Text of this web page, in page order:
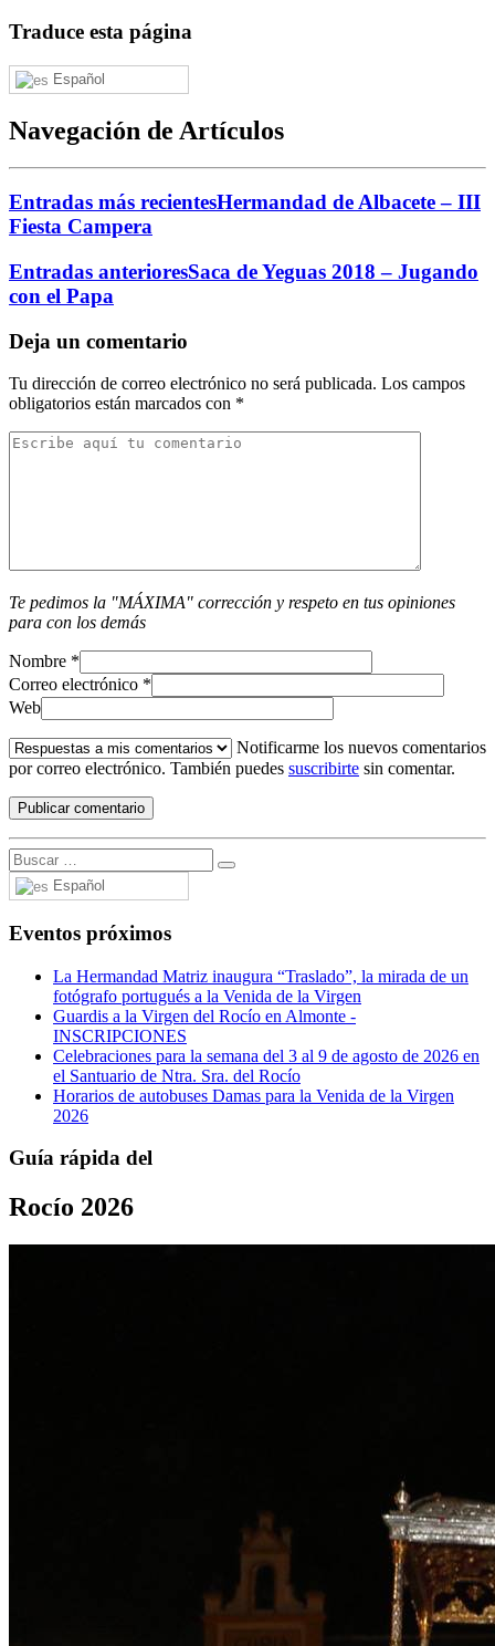
Traduce esta página
Español
Navegación de Artículos
Entradas más recientesHermandad de Albacete – III
Fiesta Campera
Entradas anterioresSaca de Yeguas 2018 – Jugando
con el Papa
Deja un comentario
Tu dirección de correo electrónico no será publicada. Los campos
obligatorios están marcados con *
Te pedimos la "MÁXIMA" corrección y respeto en tus opiniones
para con los demás
Nombre *
Correo electrónico *
Web
Notificarme los nuevos comentarios
por correo electrónico. También puedes suscribirte sin comentar.
Español
Eventos próximos
La Hermandad Matriz inaugura “Traslado”, la mirada de un
fotógrafo portugués a la Venida de la Virgen
Guardis a la Virgen del Rocío en Almonte -
INSCRIPCIONES
Celebraciones para la semana del 3 al 9 de agosto de 2026 en
el Santuario de Ntra. Sra. del Rocío
Horarios de autobuses Damas para la Venida de la Virgen
2026
Guía rápida del
Rocío 2026